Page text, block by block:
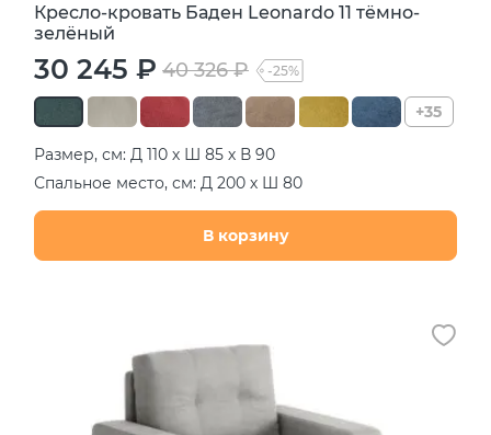
Кресло-кровать Баден Leonardo 11 тёмно-
зелёный
30 245 ₽ 40 326 ₽ -25%
+35
Размер, см: Д 110 х Ш 85 х В 90
Спальное место, см: Д 200 х Ш 80
В корзину